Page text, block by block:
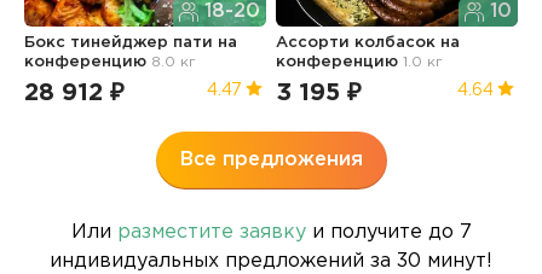
18-20
Бокс тинейджер пати на
конференцию 8.0 кг
28 912 ₽ 4.47
10
Ассорти колбасок на
конференцию 1.0 кг
3 195 ₽ 4.64
Все предложения
Или разместите заявкуи получите до 7
индивидуальных предложений за 30 минут!